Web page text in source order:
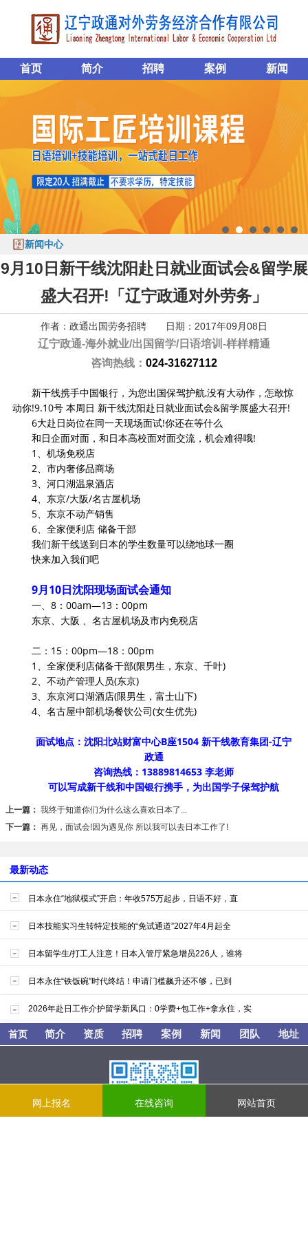
首页 简介 招聘 案例 新闻
新闻中心
9月10日新干线沈阳赴日就业面试会&留学展
盛大召开!「辽宁政通对外劳务」
作者：政通出国劳务招聘 日期：2017年09月08日
辽宁政通-海外就业/出国留学/日语培训-样样精通
咨询热线： 024-31627112
新干线携手中国银行，为您出国保驾护航,没有大动作，怎敢惊
动你!9.10号 本周日 新干线沈阳赴日就业面试会&留学展盛大召开!
6大赴日岗位在同一天现场面试!你还在等什么
和日企面对面，和日本高校面对面交流，机会难得哦!
1、机场免税店
2、市内奢侈品商场
3、河口湖温泉酒店
4、东京/大阪/名古屋机场
5、东京不动产销售
6、全家便利店 储备干部
我们新干线送到日本的学生数量可以绕地球一圈
快来加入我们吧
9月10日沈阳现场面试会通知
一、8：00am—13：00pm
东京、大阪 、名古屋机场及市内免税店
二：15：00pm—18：00pm
1、全家便利店储备干部(限男生，东京、千叶)
2、不动产管理人员(东京)
3、东京河口湖酒店(限男生，富士山下)
4、名古屋中部机场餐饮公司(女生优先)
面试地点：沈阳北站财富中心B座1504 新干线教育集团-辽宁
政通
咨询热线：13889814653 李老师
可以写成新干线和中国银行携手，为出国学子保驾护航
上一篇： 我终于知道你们为什么这么喜欢日本了...
下一篇： 再见，面试会!因为遇见你 所以我可以去日本工作了!
最新动态
日本永住“地狱模式”开启：年收575万起步，日语不好，直
日本技能实习生转特定技能的“免试通道”2027年4月起全
日本留学生/打工人注意！日本入管厅紧急增员226人，谁将
日本永住“铁饭碗”时代终结！申请门槛飙升还不够，已到
2026年赴日工作介护留学新风口：0学费+包工作+拿永住，实
首页 简介 资质 招聘 案例 新闻 团队 地址
网上报名 在线咨询 网站首页